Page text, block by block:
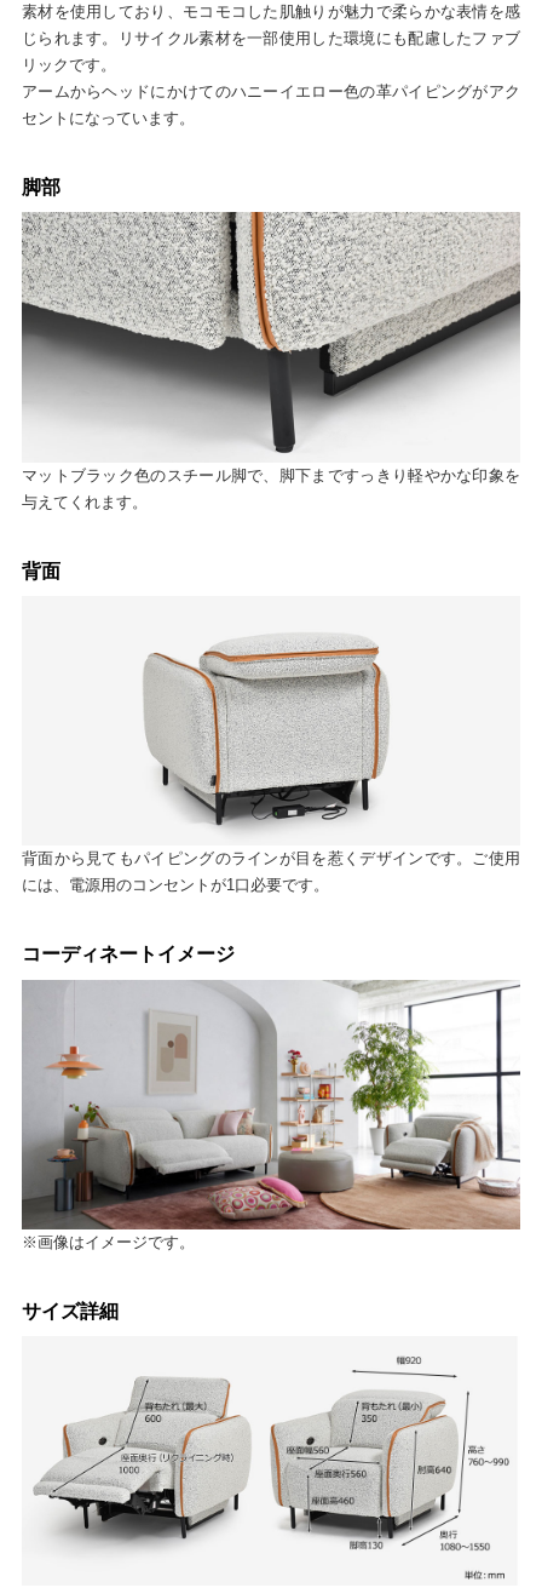
素材を使用しており、モコモコした肌触りが魅力で柔らかな表情を感
じられます。リサイクル素材を一部使用した環境にも配慮したファブ
リックです。
アームからヘッドにかけてのハニーイエロー色の革パイピングがアク
セントになっています。
脚部
マットブラック色のスチール脚で、脚下まですっきり軽やかな印象を
与えてくれます。
背面
背面から見てもパイピングのラインが目を惹くデザインです。ご使用
には、電源用のコンセントが1口必要です。
コーディネートイメージ
※画像はイメージです。
サイズ詳細